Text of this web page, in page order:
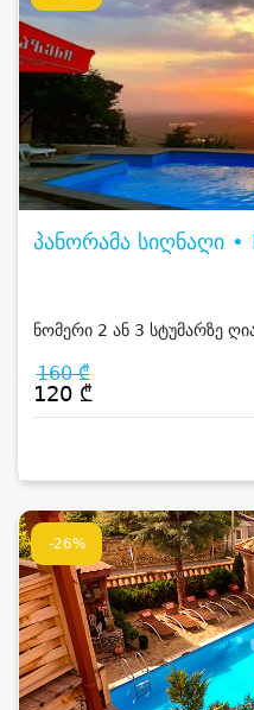
პანორამა სიღნაღი •
ნომერი 2 ან 3 სტუმარზე
160 ₾
120 ₾
-26%